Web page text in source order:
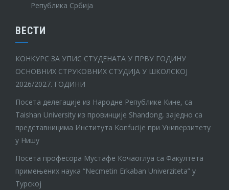
Република Србија
ВЕСТИ
КОНКУРС ЗА УПИС СТУДЕНАТА У ПРВУ ГОДИНУ
ОСНОВНИХ СТРУКОВНИХ СТУДИЈА У ШКОЛСКОЈ
2026/2027. ГОДИНИ
Посета делегације из Народне Републике Кине, са
Taishan University из провинције Shandong, заједно са
представницима Института Konfucije при Универзитету
у Нишу
Посета професора Мустафе Кочаоглуа са Факултета
примењених наука “Necmetin Erkaban Univerziteta” у
Турској